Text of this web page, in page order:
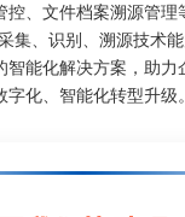
控、文件档案溯源管理
集、识别、溯源技术
智能化解决方案，助力
化、智能化转型升级。